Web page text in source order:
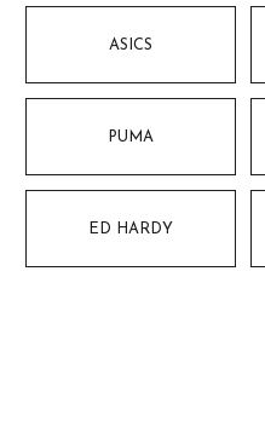
ASICS
PUMA
ED HARDY